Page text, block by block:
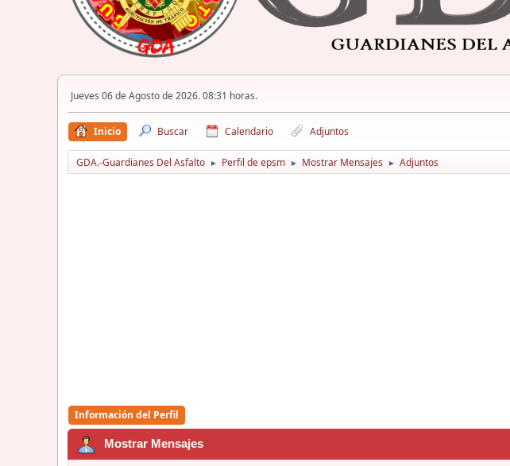
Jueves 06 de Agosto de 2026. 08:31 horas.
Inicio Buscar Calendario Adjuntos
GDA.-Guardianes Del Asfalto ► Perfil de epsm ► Mostrar Mensajes ► Adjuntos
Información del Perfil
Mostrar Mensajes